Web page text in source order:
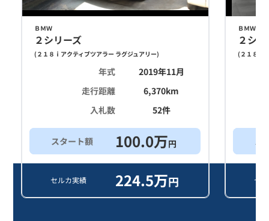
ＢＭＷ
２シリーズ
( ２１８ｉアクティブツアラー ラグジュアリー)
年式
2019年11月
走行距離
6,370km
入札数
52件
スタート額 100.0万円
セルカ実績 224.5万円
ＢＭＷ
２シ
( ２１８ｉ
セ